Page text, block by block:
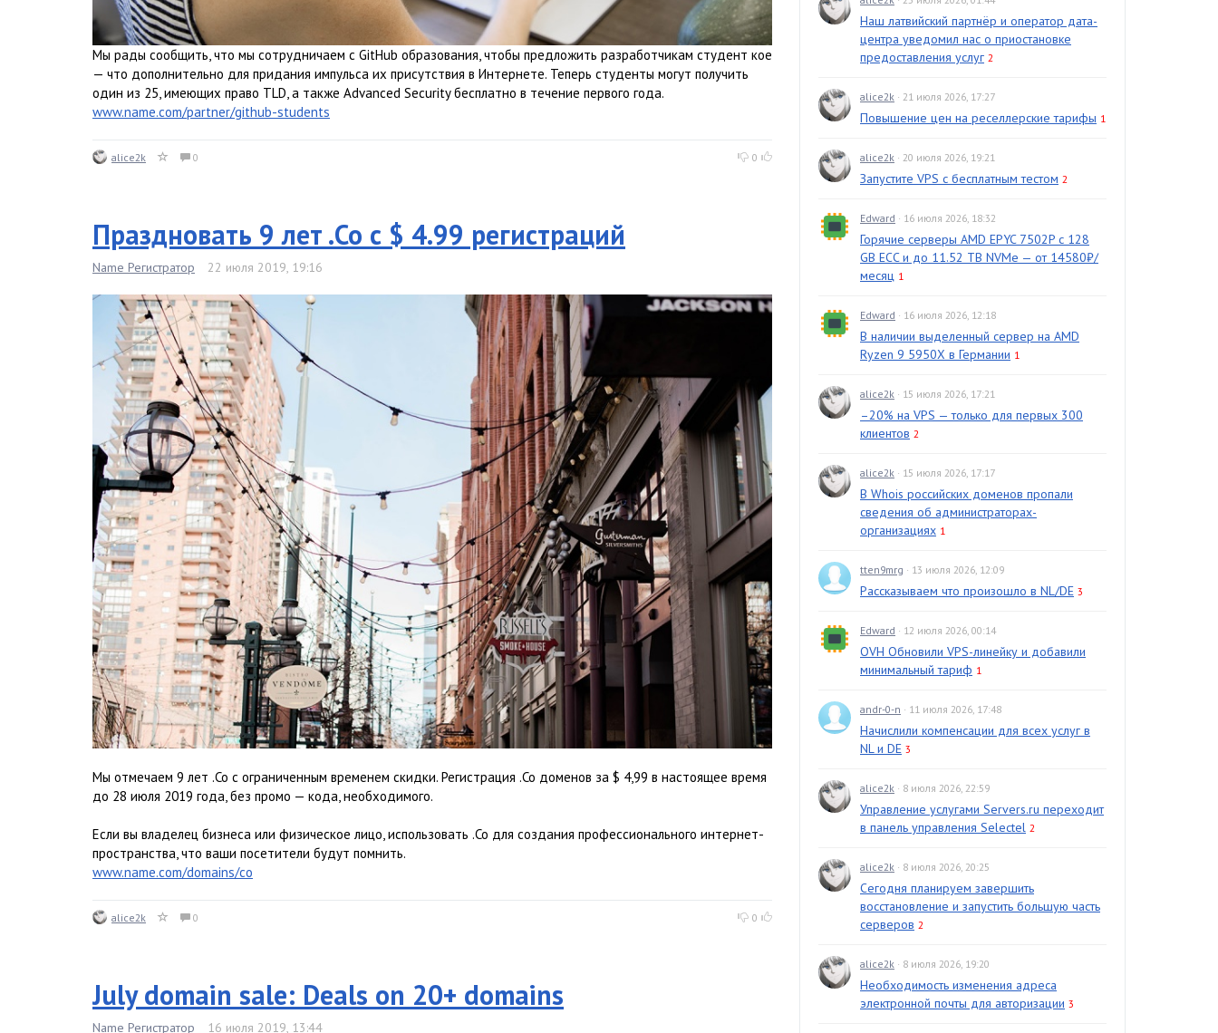
Мы рады сообщить, что мы сотрудничаем с GitHub образования, чтобы предложить разработчикам студент кое
— что дополнительно для придания импульса их присутствия в Интернете. Теперь студенты могут получить
один из 25, имеющих право TLD, а также Advanced Security бесплатно в течение первого года.
www.name.com/partner/github-students
alice2k 0 0
Праздновать 9 лет .Co с $ 4.99 регистраций
Name Регистратор 22 июля 2019, 19:16
Мы отмечаем 9 лет .Co с ограниченным временем скидки. Регистрация .Co доменов за $ 4,99 в настоящее время
до 28 июля 2019 года, без промо — кода, необходимого.
Если вы владелец бизнеса или физическое лицо, использовать .Co для создания профессионального интернет-
пространства, что ваши посетители будут помнить.
www.name.com/domains/co
alice2k 0 0
July domain sale: Deals on 20+ domains
Name Регистратор 16 июля 2019, 13:44
Наш латвийский партнёр и оператор дата-
центра уведомил нас о приостановке
предоставления услуг 2
alice2k · 21 июля 2026, 17:27
Повышение цен на реселлерские тарифы 1
alice2k · 20 июля 2026, 19:21
Запустите VPS с бесплатным тестом 2
Edward · 16 июля 2026, 18:32
Горячие серверы AMD EPYC 7502P с 128
GB ECC и до 11.52 TB NVMe — от 14580₽/
месяц 1
Edward · 16 июля 2026, 12:18
В наличии выделенный сервер на AMD
Ryzen 9 5950X в Германии 1
alice2k · 15 июля 2026, 17:21
–20% на VPS — только для первых 300
клиентов 2
alice2k · 15 июля 2026, 17:17
В Whois российских доменов пропали
сведения об администраторах-
организациях 1
tten9mrg · 13 июля 2026, 12:09
Рассказываем что произошло в NL/DE 3
Edward · 12 июля 2026, 00:14
OVH Обновили VPS-линейку и добавили
минимальный тариф 1
andr-0-n · 11 июля 2026, 17:48
Начислили компенсации для всех услуг в
NL и DE 3
alice2k · 8 июля 2026, 22:59
Управление услугами Servers.ru переходит
в панель управления Selectel 2
alice2k · 8 июля 2026, 20:25
Сегодня планируем завершить
восстановление и запустить большую часть
серверов 2
alice2k · 8 июля 2026, 19:20
Необходимость изменения адреса
электронной почты для авторизации 3